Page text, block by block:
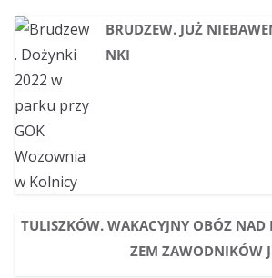
BRUDZEW. JUŻ
NKI
TULISZKÓW. WAKACYJNY OBÓZ NAD
ZEM ZAWODNIKÓW